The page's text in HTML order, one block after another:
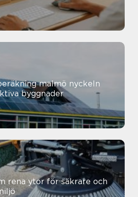
malmö nyckeln
byggnader
och